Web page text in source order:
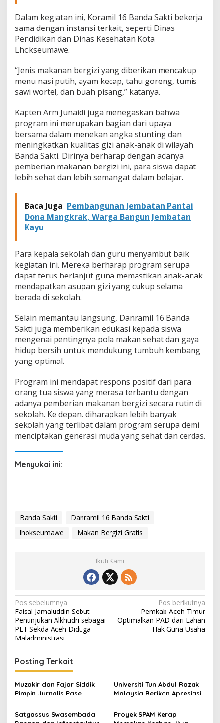
Dalam kegiatan ini, Koramil 16 Banda Sakti bekerja
sama dengan instansi terkait, seperti Dinas
Pendidikan dan Dinas Kesehatan Kota
Lhokseumawe.
“Jenis makanan bergizi yang diberikan mencakup
menu nasi putih, ayam kecap, tahu goreng, tumis
sawi wortel, dan buah pisang,” katanya.
Kapten Arm Junaidi juga menegaskan bahwa
program ini merupakan bagian dari upaya
bersama dalam menekan angka stunting dan
meningkatkan kualitas gizi anak-anak di wilayah
Banda Sakti. Dirinya berharap dengan adanya
pemberian makanan bergizi ini, para siswa dapat
lebih sehat dan lebih semangat dalam belajar.
Baca Juga Pembangunan Jembatan Pantai
Dona Mangkrak, Warga Bangun Jembatan
Kayu
Para kepala sekolah dan guru menyambut baik
kegiatan ini. Mereka berharap program serupa
dapat terus berlanjut guna memastikan anak-anak
mendapatkan asupan gizi yang cukup selama
berada di sekolah.
Selain memantau langsung, Danramil 16 Banda
Sakti juga memberikan edukasi kepada siswa
mengenai pentingnya pola makan sehat dan gaya
hidup bersih untuk mendukung tumbuh kembang
yang optimal.
Program ini mendapat respons positif dari para
orang tua siswa yang merasa terbantu dengan
adanya pemberian makanan bergizi secara rutin di
sekolah. Ke depan, diharapkan lebih banyak
sekolah yang terlibat dalam program serupa demi
menciptakan generasi muda yang sehat dan cerdas.
Menyukai ini:
Banda Sakti
Danramil 16 Banda Sakti
lhokseumawe
Makan Bergizi Gratis
Ikuti Kami
N
a
v
i
g
a
s
i
p
Pos sebelumnya
Faisal Jamaluddin Sebut
Penunjukan Alkhudri sebagai
PLT Sekda Aceh Diduga
Maladministrasi
Pos berikutnya
Pemkab Aceh Timur
Optimalkan PAD dari Lahan
Hak Guna Usaha
Posting Terkait
Muzakir dan Fajar Siddik
Pimpin Jurnalis Pase
Universiti Tun Abdul Razak
Malaysia Berikan Apresiasi
Tamora Nusantara Aceh
Satgassus Swasembada
Proyek SPAM Kerap